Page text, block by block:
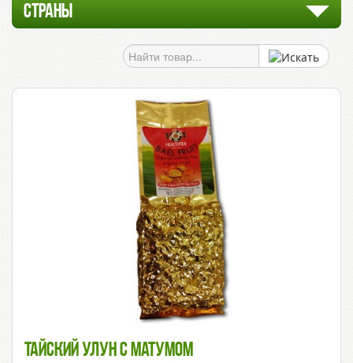
СТРАНЫ
Тайский Улун С Матумом